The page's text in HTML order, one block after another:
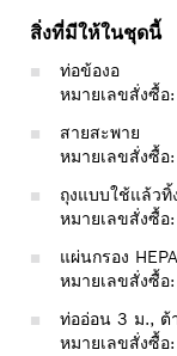
สิ่งที่มีให้ในชุดนี้
ท่อข้องอ
หมายเลขสั่งซื้
สายสะพาย
หมายเลขสั่งซื้
ถุงแบบใช้แล้วทิ้
หมายเลขสั่งซื้
แผ่นกรอง
หมายเลขสั่งซื้
ท่ออ่อน 3 ม., ต้
หมายเลขสั่งซื้